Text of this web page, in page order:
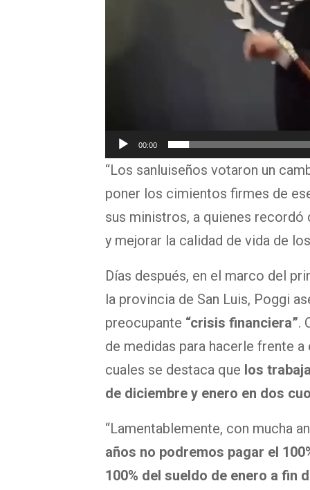
e
v
í
d
00:00
“Los sanluiseños votaron un
poner los cimientos firmes de
sus ministros, a quienes recordó
y mejorar la calidad de vida de
Días después, en el marco del
la provincia de San Luis, Poggi
preocupante “crisis financiera”.
de medidas para hacerle frente
cuales se destaca que los
de diciembre y enero en dos
“Lamentablemente, con mucha
años no podremos pagar el
100% del sueldo de enero a fin